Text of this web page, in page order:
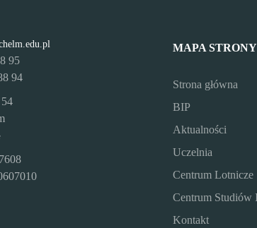
95
94
MAPA STRONY
Strona główna
BIP
Aktualności
Uczelnia
Centrum Lotnicze
Centrum Studiów
Kontakt